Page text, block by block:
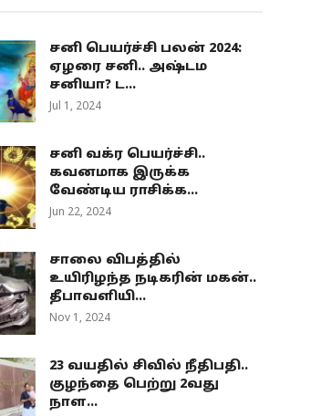
சனி பெயர்ச்சி பலன் 2024:
ஏழரை சனி.. அஷ்டம
சனியா? ட...
Jul 1, 2024
சனி வக்ர பெயர்ச்சி..
கவனமாக இருக்க
வேண்டிய ராசிக்க...
Jun 22, 2024
சாலை விபத்தில்
உயிரிழந்த நடிகரின் மகன்..
தீபாவளியி...
Nov 1, 2024
23 வயதில் சிவில் நீதிபதி..
குழந்தை பெற்று 2வது
நாள...